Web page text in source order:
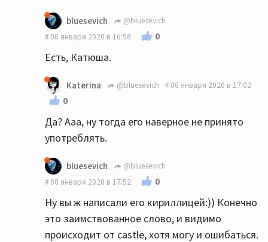
bluesevich
@bluesevich
08 января 2020 в 16:58
0
Есть, Катюша.
Katerina @bluesevich 08 января 2020 в 17:02
0
Да? Ааа, ну тогда его наверное не принято
употреблять.
bluesevich
@bluesevich
08 января 2020 в 17:52
0
Ну вы ж написали его кириллицей:)) Конечно
это заимствованное слово, и видимо
происходит от castle, хотя могу и ошибаться.